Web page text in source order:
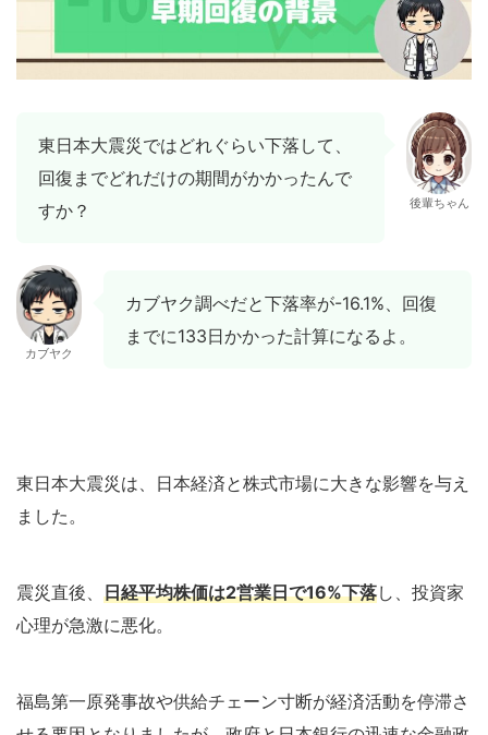
東日本大震災ではどれぐらい下落して、
回復までどれだけの期間がかかったんで
すか？
後輩ちゃん
カブヤク
カブヤク調べだと下落率が-16.1%、回復
までに133日かかった計算になるよ。
東日本大震災は、日本経済と株式市場に大きな影響を与え
ました。
震災直後、 日経平均株価は2営業日で16%下落し、投資家
心理が急激に悪化。
福島第一原発事故や供給チェーン寸断が経済活動を停滞さ